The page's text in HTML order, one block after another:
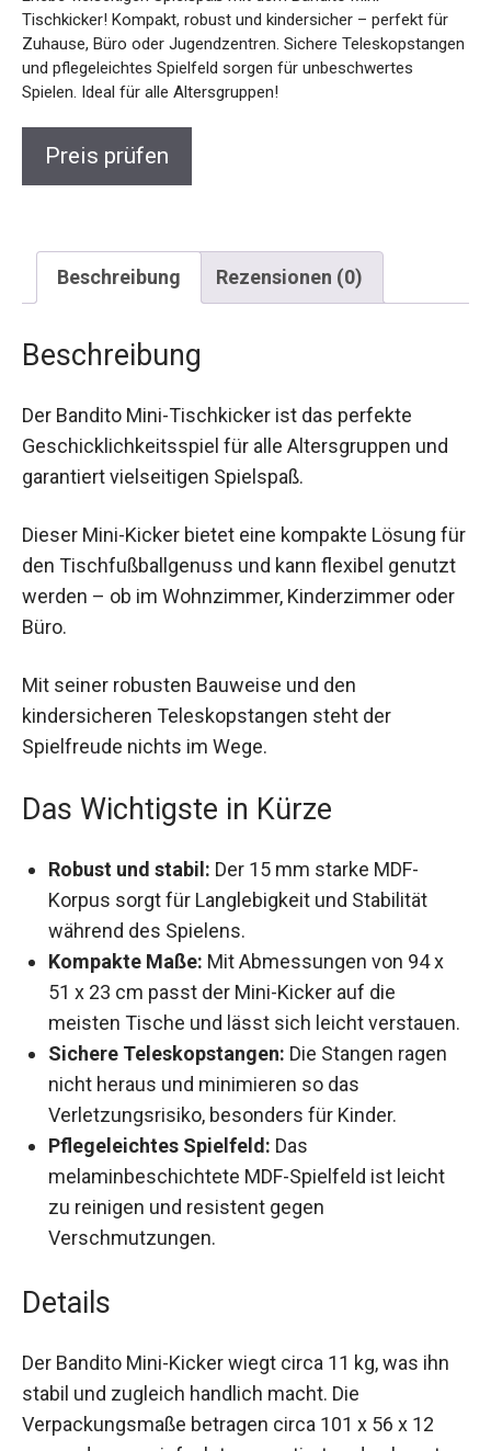
Tischkicker! Kompakt, robust und kindersicher – perfekt für
Zuhause, Büro oder Jugendzentren. Sichere
Teleskopstangen und pflegeleichtes Spielfeld sorgen für
unbeschwertes Spielen. Ideal für alle Altersgruppen!
Preis prüfen
Beschreibung Rezensionen (0)
Beschreibung
Der Bandito Mini-Tischkicker ist das perfekte
Geschicklichkeitsspiel für alle Altersgruppen und
garantiert vielseitigen Spielspaß.
Dieser Mini-Kicker bietet eine kompakte Lösung
für den Tischfußballgenuss und kann flexibel
genutzt werden – ob im Wohnzimmer,
Kinderzimmer oder Büro.
Mit seiner robusten Bauweise und den
kindersicheren Teleskopstangen steht der
Spielfreude nichts im Wege.
Das Wichtigste in Kürze
Robust und stabil: Der 15 mm starke MDF-
Korpus sorgt für Langlebigkeit und Stabilität
während des Spielens.
Kompakte Maße: Mit Abmessungen von 94 x
51 x 23 cm passt der Mini-Kicker auf die
meisten Tische und lässt sich leicht
verstauen.
Sichere Teleskopstangen:Die Stangen ragen
nicht heraus und minimieren so das
Verletzungsrisiko, besonders für Kinder.
Pflegeleichtes Spielfeld:Das
melaminbeschichtete MDF-Spielfeld ist leicht
zu reinigen und resistent gegen
Der Bandito Mini-Kicker wiegt circa 11 kg, was ihn
stabil und zugleich handlich macht. Die